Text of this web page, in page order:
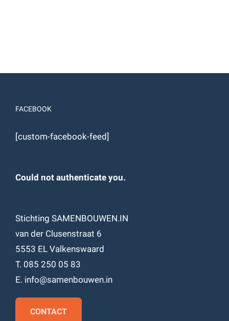
FACEBOOK
[custom-facebook-feed]
Could not authenticate you.
Stichting SAMENBOUWEN.IN
van der Clusenstraat 6
5553 EL Valkenswaard
T. 085 250 05 83
E. info@samenbouwen.in
CONTACT